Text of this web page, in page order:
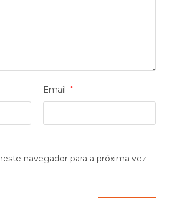
Email *
navegador para a próxima vez